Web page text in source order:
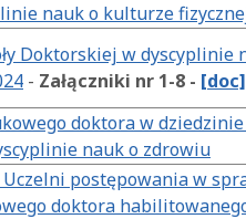
nauk o kulturze
Doktorskiej w dyscyplinie
- Załączniki nr 1-8 - [doc]
doktora w
nauk o zdrowiu
postępowania w
doktora